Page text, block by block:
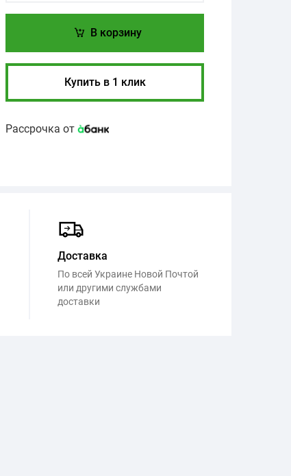
В корзину
Купить в 1 клик
Рассрочка от
Доставка
По всей Украине Новой Почтой
или другими службами
доставки